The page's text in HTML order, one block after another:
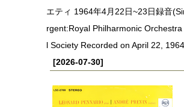
エティ 1964年4月22日~23日録音
rgent:Royal Philharmonic
l Society Recorded on April 22,
[2026-07-30]